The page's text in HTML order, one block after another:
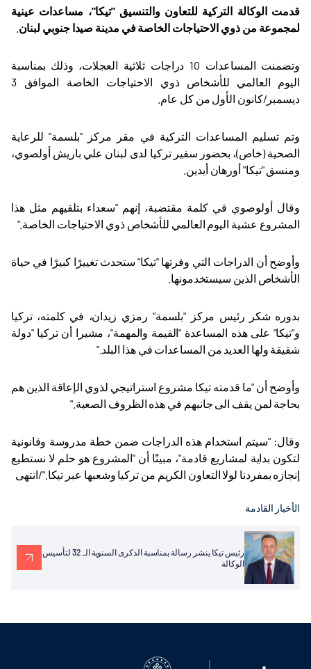
قدمت الوكالة التركية للتعاون والتنسيق "تيكا"، مساعدات عينية
لمجموعة من ذوي الاحتياجات الخاصة في مدينة صيدا جنوبي لبنان
وتضمنت المساعدات 10 دراجات ثلاثية العجلات، وذلك بمناسبة
اليوم العالمي للأشخاص ذوي الاحتياجات الخاصة الموافق 3
ديسمبر/كانون الأول من كل عام
وتم تسليم المساعدات التركية في مقر مركز "بلسمة" للرعاية
الصحية (خاص)، بحضور سفير تركيا لدى لبنان علي باريش أولصوي،
ومنسق "تيكا" أورهان أيدين
وقال أولوصوي قي كلمة مقتضبة، إنهم "سعداء بتلقيهم مثل هذا
المشروع عشية اليوم العالمي للأشخاص ذوي الاحتياجات الخاصة ".
وأوضح أن الدراجات التي وفرتها "تيكا" ستحدث تغييرًا كبيرًا في حياة
الأشخاص الذين سيستخدمونها
بدوره شكر رئيس مركز "بلسمة" رمزي زيدان، في كلمته، تركيا
و"تيكا" على هذه المساعدة "القيمة والمهمة"، مشيرا أن تركيا "دولة
شقيقة ولها العديد من المساعدات في هذا البلد ".
وأوضح أن "ما قدمته تيكا مشروع استراتيجي لذوي الإعاقة الذين هم
بحاجة لمن يقف الى جانبهم في هذه الظروف الصعبة ".
وقال: "سيتم استخدام هذه الدراجات ضمن خطة مدروسة وقانونية
لتكون بداية لمشاريع قادمة"، مبينًا أن "المشروع هو حلم لا نستطيع
إنجازه بمفردنا لولا التعاون الكريم من تركيا وشعبها عبر تيكا "./انتهى
الأخبار القادمة
رئيس تيكا ينشر رسالة بمناسبة الذكرى السنوية الـ 32 لتأسيس
الوكالة